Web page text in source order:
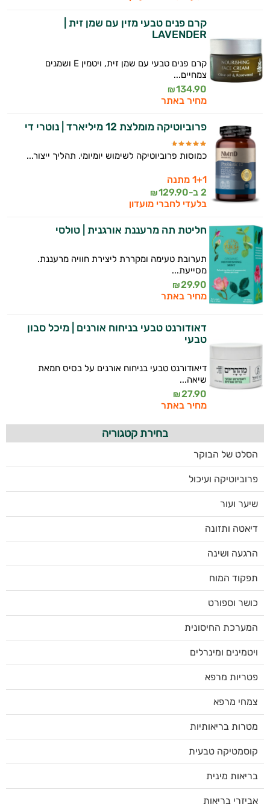
קרם פנים טבעי מזין עם שמן זית |
LAVENDER
קרם פנים טבעי עם שמן זית, ויטמין E ושמנים
צמחיים...
134.90
₪
מחיר באתר
פרוביוטיקה מומלצת 12 מיליארד | נוטרי די
כמוסות פרוביוטיקה לשימוש יומיומי. תהליך ייצור...
1+1 מתנה
2 ב-
129.90
₪
בלעדי לחברי מועדון
חליטת תה מרעננת אורגנית | טולסי
תערובת טעימה ומקררת ליצירת חוויה מרעננת.
מסייעת...
29.90
₪
מחיר באתר
דאודורנט טבעי בניחוח אורנים | מיכל סבון
טבעי
דיאודורנט טבעי בניחוח אורנים על בסיס חמאת
שיאה...
27.90
₪
מחיר באתר
בחירת קטגוריה
הסלט של הבוקר
פרוביוטיקה ועיכול
שיער ועור
דיאטה ותזונה
הרגעה ושינה
תפקוד המוח
כושר וספורט
המערכת החיסונית
ויטמינים ומינרלים
פטריות מרפא
צמחי מרפא
מטרות בריאותיות
קוסמטיקה טבעית
בריאות מינית
אביזרי בריאות